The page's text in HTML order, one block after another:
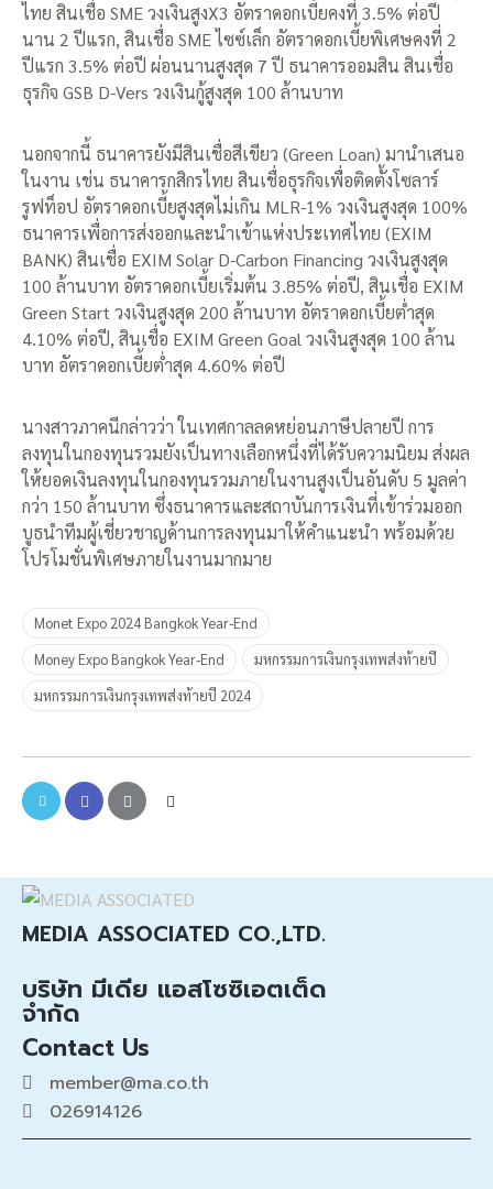
ไทย สินเชื่อ SME วงเงินสูงX3 อัตราดอกเบี้ยคงที่ 3.5% ต่อปี
นาน 2 ปีแรก, สินเชื่อ SME ไซซ์เล็ก อัตราดอกเบี้ยพิเศษคงที่ 2
ปีแรก 3.5% ต่อปี ผ่อนนานสูงสุด 7 ปี ธนาคารออมสิน สินเชื่อ
ธุรกิจ GSB D-Vers วงเงินกู้สูงสุด 100 ล้านบาท
นอกจากนี้ ธนาคารยังมีสินเชื่อสีเขียว (Green Loan) มานำเสนอ
ในงาน เช่น ธนาคารกสิกรไทย สินเชื่อธุรกิจเพื่อติดตั้งโซลาร์
รูฟท็อป อัตราดอกเบี้ยสูงสุดไม่เกิน MLR-1% วงเงินสูงสุด 100%
ธนาคารเพื่อการส่งออกและนำเข้าแห่งประเทศไทย (EXIM
BANK) สินเชื่อ EXIM Solar D-Carbon Financing วงเงินสูงสุด
100 ล้านบาท อัตราดอกเบี้ยเริ่มต้น 3.85% ต่อปี, สินเชื่อ EXIM
Green Start วงเงินสูงสุด 200 ล้านบาท อัตราดอกเบี้ยต่ำสุด
4.10% ต่อปี, สินเชื่อ EXIM Green Goal วงเงินสูงสุด 100 ล้าน
บาท อัตราดอกเบี้ยต่ำสุด 4.60% ต่อปี
นางสาวภาคนีกล่าวว่า ในเทศกาลลดหย่อนภาษีปลายปี การ
ลงทุนในกองทุนรวมยังเป็นทางเลือกหนึ่งที่ได้รับความนิยม ส่งผล
ให้ยอดเงินลงทุนในกองทุนรวมภายในงานสูงเป็นอันดับ 5 มูลค่า
กว่า 150 ล้านบาท ซึ่งธนาคารและสถาบันการเงินที่เข้าร่วมออก
บูธนำทีมผู้เชี่ยวชาญด้านการลงทุนมาให้คำแนะนำ พร้อมด้วย
โปรโมชั่นพิเศษภายในงานมากมาย
Monet Expo 2024 Bangkok Year-End
Money Expo Bangkok Year-End
มหกรรมการเงินกรุงเทพส่งท้ายปี
มหกรรมการเงินกรุงเทพส่งท้ายปี 2024
MEDIA ASSOCIATED CO.,LTD.
บริษัท มีเดีย แอสโซซิเอตเต็ด
จำกัด
Contact Us
member@ma.co.th
026914126